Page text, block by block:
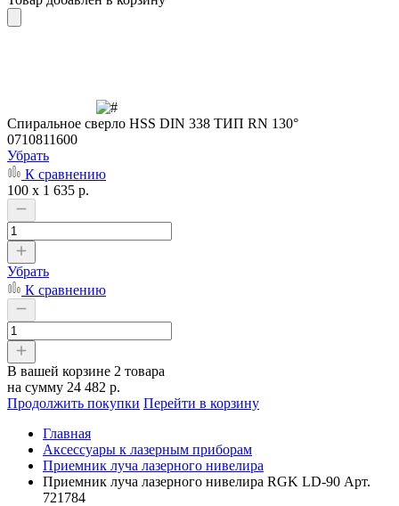
Cпиральное сверло HSS DIN 338 ТИП RN 130°
0710811600
Убрать
К сравнению
100 x 1 635 р.
Убрать
К сравнению
В вашей корзине 2 товара
на сумму 24 482 р.
Продолжить покупки Перейти в корзину
Главная
Аксессуары к лазерным приборам
Приемник луча лазерного нивелира
Приемник луча лазерного нивелира RGK LD-90 Арт.
721784